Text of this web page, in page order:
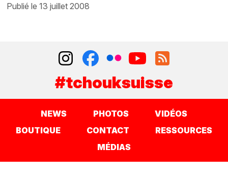
publié le 13 juillet 2008
#tchouksuisse
NEWS PHOTOS
VIDÉOS
BOUTIQUE
CONTACT
RESSOURCES
MÉDIAS